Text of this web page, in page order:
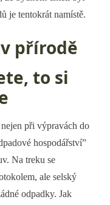
je tentokrát namístě.
přírodě
to si
při výpravách do
hospodářství”
Na treku se
ale selský
odpadky. Jak